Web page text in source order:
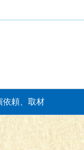
依頼、取材